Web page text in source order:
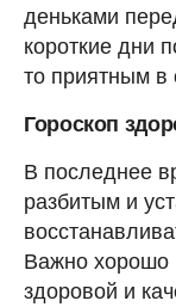
деньками
короткие дни
то приятным в
Гороскоп
В последнее
разбитым и
Важно хорошо
здоровой и